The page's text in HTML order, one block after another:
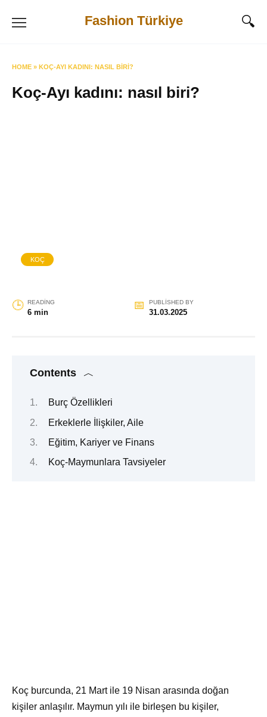
Fashion Türkiye
HOME » KOÇ-AYI KADINI: NASIL BIRI?
Koç-Ayı kadını: nasıl biri?
KOÇ
READING
6 min
PUBLISHED BY
31.03.2025
Contents
Burç Özellikleri
Erkeklerle İlişkiler, Aile
Eğitim, Kariyer ve Finans
Koç-Maymunlara Tavsiyeler
Koç burcunda, 21 Mart ile 19 Nisan arasında doğan
kişiler anlaşılır. Maymun yılı ile birleşen bu kişiler,